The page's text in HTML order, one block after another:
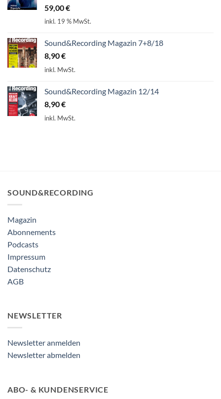
59,00€
inkl. 19 % MwSt.
Sound&Recording Magazin 7+8/18
8,90€
inkl. MwSt.
Sound&Recording Magazin 12/14
8,90€
inkl. MwSt.
SOUND&RECORDING
Magazin
Abonnements
Podcasts
Impressum
Datenschutz
AGB
NEWSLETTER
Newsletter anmelden
Newsletter abmelden
ABO- & KUNDENSERVICE